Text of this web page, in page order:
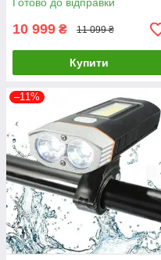
10 999 ₴ 11 099 ₴
Купити
–11%